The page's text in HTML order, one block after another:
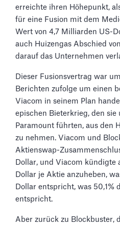
erreichte ihren Höhepunkt,
für eine Fusion mit dem
Wert von 4,7 Milliarden US-
auch Huizengas Abschied
darauf das Unternehmen
Dieser Fusionsvertrag war
Berichten zufolge um einen
Viacom in seinem Plan
epischen Bieterkrieg, den sie
Paramount führten, aus den
zu nehmen. Viacom und
Aktienswap-
Dollar, und Viacom kündigte
Dollar je Aktie anzuheben,
Dollar entspricht, was 50,1%
entspricht.
Aber zurück zu Blockbuster,